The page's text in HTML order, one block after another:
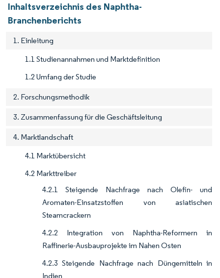
Inhaltsverzeichnis des Naphtha-
Branchenberichts
1. Einleitung
1.1 Studienannahmen und Marktdefinition
1.2 Umfang der Studie
2. Forschungsmethodik
3. Zusammenfassung für die Geschäftsleitung
4. Marktlandschaft
4.1 Marktübersicht
4.2 Markttreiber
4.2.1 Steigende Nachfrage nach Olefin- und
Aromaten-Einsatzstoffen von asiatischen
Steamcrackern
4.2.2 Integration von Naphtha-Reformern in
Raffinerie-Ausbauprojekte im Nahen Osten
4.2.3 Steigende Nachfrage nach Düngemitteln in
Indien